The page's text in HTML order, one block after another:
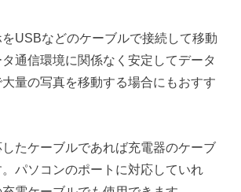
USBなどのケーブルで接続して移動
通信環境に関係なく安定してデータ
量の写真を移動する場合にもおすす
たケーブルであれば充電器のケーブ
パソコンのポートに対応していれ